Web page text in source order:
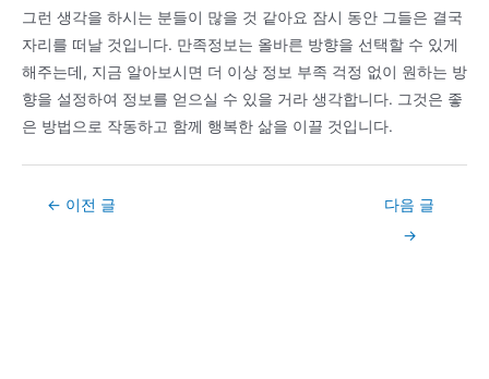
그런 생각을 하시는 분들이 많을 것 같아요 잠시 동안 그들은 결국
자리를 떠날 것입니다. 만족정보는 올바른 방향을 선택할 수 있게
해주는데, 지금 알아보시면 더 이상 정보 부족 걱정 없이 원하는 방
향을 설정하여 정보를 얻으실 수 있을 거라 생각합니다. 그것은 좋
은 방법으로 작동하고 함께 행복한 삶을 이끌 것입니다.
Post← 이전 글
다음 글
→